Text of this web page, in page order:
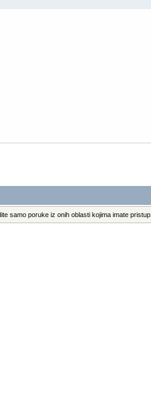
samo poruke iz onih oblasti kojima imate pristup.